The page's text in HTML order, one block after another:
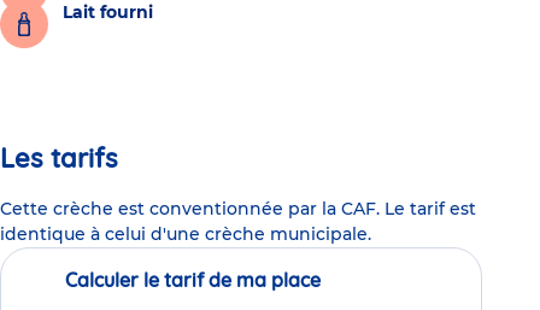
Lait fourni
Les tarifs
Cette crèche est conventionnée par la CAF. Le tarif est
identique à celui d'une crèche municipale.
Calculer le tarif de ma place